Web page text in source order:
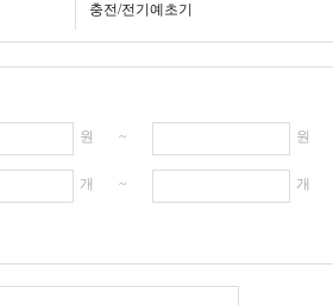
충전/전기예초기
원 ~ 원
개 ~ 개